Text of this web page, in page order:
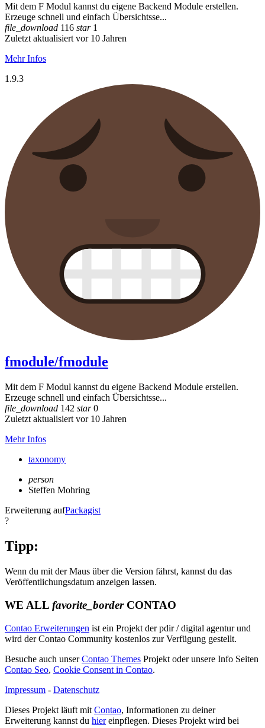
Mit dem F Modul kannst du eigene Backend Module erstellen.
Erzeuge schnell und einfach Übersichtsse...
file_download 116 star1
Zuletzt aktualisiert vor 10 Jahren
Mehr Infos
1.9.3
fmodule/fmodule
Mit dem F Modul kannst du eigene Backend Module erstellen.
Erzeuge schnell und einfach Übersichtsse...
file_download 142 star0
Zuletzt aktualisiert vor 10 Jahren
Mehr Infos
taxonomy
person
Steffen Mohring
Erweiterung aufPackagist
?
Tipp:
Wenn du mit der Maus über die Version fährst, kannst du das
Veröffentlichungsdatum anzeigen lassen.
WE ALL favorite_borderCONTAO
Contao Erweiterungen ist ein Projekt der pdir / digital agentur und
wird der Contao Community kostenlos zur Verfügung gestellt.
Besuche auch unserContao Themes Projekt oder unsere Info Seiten
Contao Seo, Cookie Consent in Contao.
Impressum - Datenschutz
Dieses Projekt läuft mit Contao, Informationen zu deiner
Erweiterung kannst du hiereinpflegen. Dieses Projekt wird bei